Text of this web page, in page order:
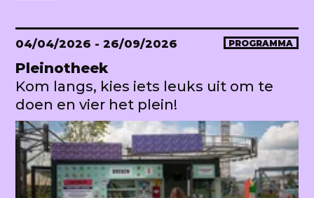
04/04/2026 - 26/09/2026 PROGRAMMA
Pleinotheek
Kom langs, kies iets leuks uit om te
doen en vier het plein!